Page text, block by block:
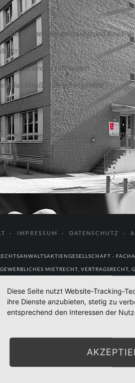
und Schmerzensgeld aufgrund eines
und Ersatzwagen
das Straßenverkehrsgesetz
Fragestellungen behilflich.
IMPRESSUM DATENSCHUTZ
-
MIETRECHT, VERTRAGSRECHT,
Diese Seite nutzt Website-Tracking-
ihre Dienste anzubieten, stetig zu
entsprechend den Interessen der